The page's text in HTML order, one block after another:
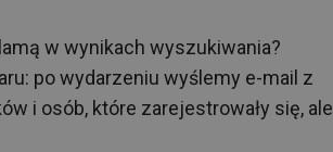
w wynikach wyszukiwania?
po wydarzeniu wyślemy e-mail z
i osób, które zarejestrowały się, ale